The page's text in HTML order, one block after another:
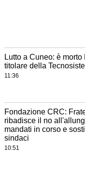
Lutto a Cuneo: è
titolare della
11:36
Fondazione CRC:
ribadisce il no
mandati in corso e
sindaci
10:51